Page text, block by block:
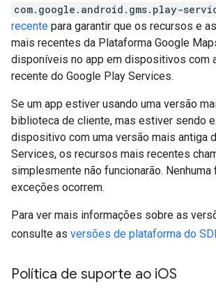
com.google.android.gms.play-
recente para garantir que os recursos e
mais recentes da Plataforma Google
disponíveis no app em dispositivos com
recente do Google Play Services.
Se um app estiver usando uma versão
biblioteca de cliente, mas estiver sendo
dispositivo com uma versão mais antiga
Services, os recursos mais recentes
simplesmente não funcionarão. Nenhuma
exceções ocorrem.
Para ver mais informações sobre as
consulte as versões de plataforma do
Política de suporte ao iOS